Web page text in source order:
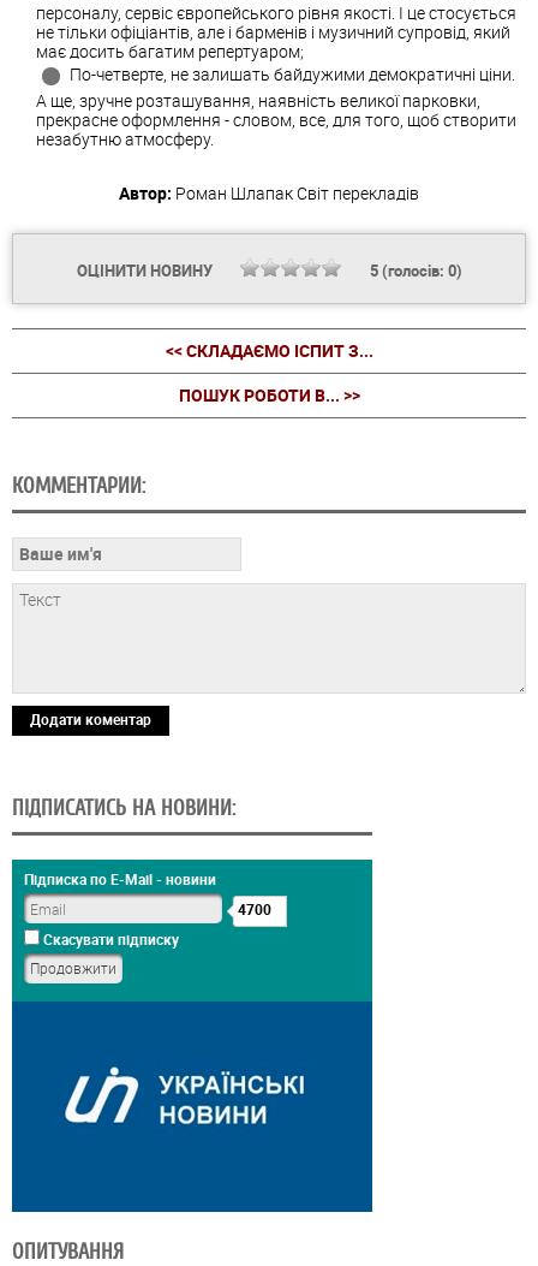
персоналу, сервіс європейського рівня якості. І це стосується
не тільки офіціантів, але і барменів і музичний супровід, який
має досить багатим репертуаром;
По-четверте, не залишать байдужими демократичні ціни.
А ще, зручне розташування, наявність великої парковки,
прекрасне оформлення - словом, все, для того, щоб створити
незабутню атмосферу.
Автор: Роман ШлапакСвіт перекладів
ОЦІНИТИ НОВИНУ 5(голосів: 0)
<< СКЛАДАЄМО ІСПИТ З...
ПОШУК РОБОТИ В... >>
КОММЕНТАРИИ:
Додати коментар
ПІДПИСАТИСЬ НА НОВИНИ:
Підписка по E-Mail - новини
4700
Скасувати підписку
ОПИТУВАННЯ